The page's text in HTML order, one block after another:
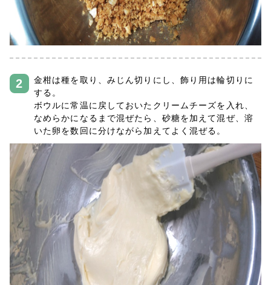
金柑は種を取り、みじん切りにし、飾り用は輪切りに
する。
ボウルに常温に戻しておいたクリームチーズを入れ、
なめらかになるまで混ぜたら、砂糖を加えて混ぜ、溶
いた卵を数回に分けながら加えてよく混ぜる。